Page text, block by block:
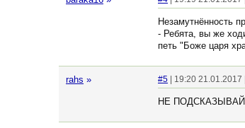
Незамутнённость
- Ребята, вы же
петь "Боже царя
rahs » #5 | 19:20 21.01.2017
НЕ